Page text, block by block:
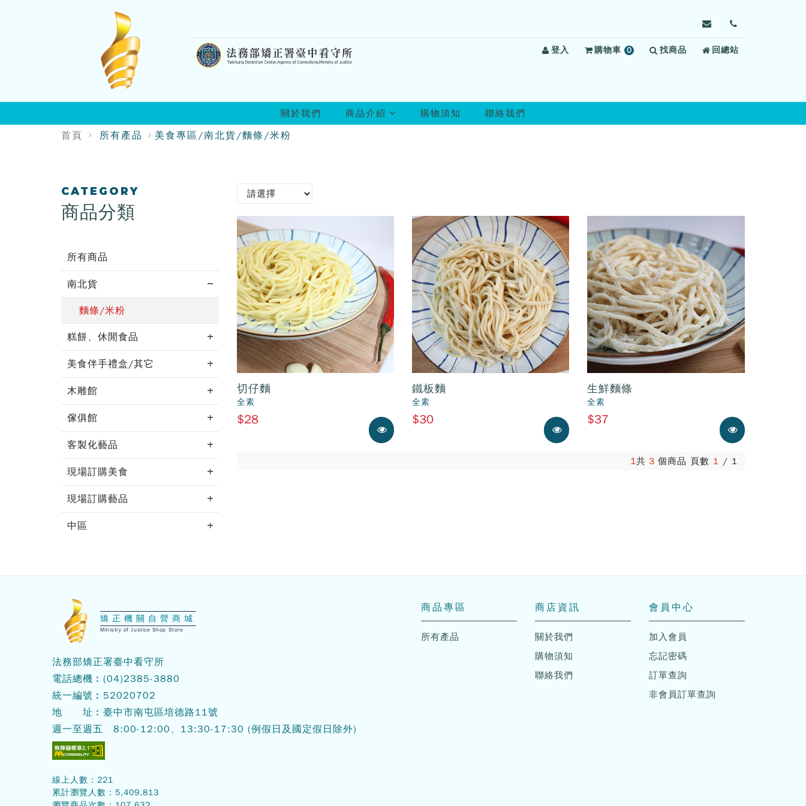
給
守
聯
登入 購物車 0項
找商品 回總站
關於我們 商品介紹 購物須知 聯絡我們
首頁 所有產品 美食專區/南北貨/麵條/米粉
:::
CATEGORY
商品分類
所有商品
南北貨
麵條/米粉
糕餅、休閒食品
美食伴手禮盒/其它
木雕館
傢俱館
客製化藝品
現場訂購美食
現場訂購藝品
中區
切仔麵
全素
$28
展示中
鐵板麵
全素
$30
展示中
生鮮麵條
全素
$37
展示中
1共 3 個商品 頁數 1 / 1
矯正機關自營商城
Ministry of Justice Shop Store
法務部矯正署臺中看守所
電話總機︰ (04)2385-3880
統一編號︰52020702
地 址︰臺中市南屯區培德路11號
週一至週五 8:00-12:00、13:30-17:30 (例假日及國定假日除外)
商品專區
所有產品
商店資訊
關於我們
購物須知
聯絡我們
會員中心
加入會員
忘記密碼
訂單查詢
非會員訂單查詢
線上人數： 221
累計瀏覽人數： 5,409,813